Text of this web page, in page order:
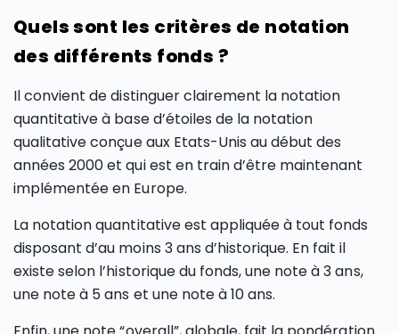
Quels sont les critères de notation
des différents fonds ?
Il convient de distinguer clairement la notation
quantitative à base d’étoiles de la notation
qualitative conçue aux Etats-Unis au début des
années 2000 et qui est en train d’être maintenant
implémentée en Europe.
La notation quantitative est appliquée à tout fonds
disposant d’au moins 3 ans d’historique. En fait il
existe selon l’historique du fonds, une note à 3 ans,
une note à 5 ans et une note à 10 ans.